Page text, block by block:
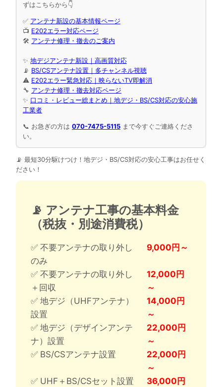
ずはこちらから👇
✅ アンテナ新設の基本情報ページ
📺 E202エラー対応ページ
🛠 アンテナ修理・撤去のご案内
✨ 地デジアンテナ新設｜高画質対応
📡 BS/CSアンテナ設置｜多チャンネル視聴
⚠️ E202エラー緊急対応｜映らないTV即解消
🔧 アンテナ修理・撤去対応ページ
✨ 口コミ・レビュー総まとめ｜地デジ・BS/CS対応の安心施
工業者
📞 お急ぎの方は 070-7475-5115 まで今すぐご連絡くださ
い。
📡 最短30分駆けつけ！地デジ・BS/CS対応の安心工事はお任せく
ださい！
📡 アンテナ工事の基本料金
（税抜・別途消費税）
✅ 不要アンテナの取り外し
のみ
9,000円～
✅ 不要アンテナの取り外し
＋回収
12,000円
～
✅ 地デジ（UHFアンテナ）
設置
14,000円
～
✅ 地デジ（デザインアンテ
ナ）設置
22,000円
～
✅ BS/CSアンテナ設置
22,000円
～
✅ UHF＋BS/CSセット設置
36,000円